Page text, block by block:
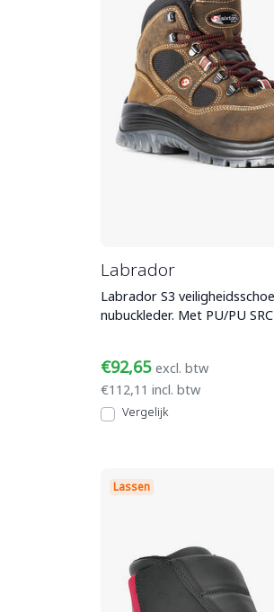
Labrador
Labrador S3
nubuckleder. Met PU/PU
€92,65 excl. btw
€112,11 incl. btw
Vergelijk
Lassen